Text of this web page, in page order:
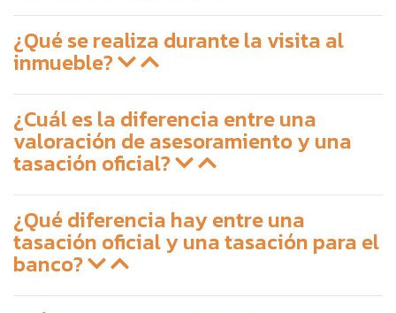
¿Qué se realiza durante la visita al
inmueble?
¿Cuál es la diferencia entre una
valoración de asesoramiento y una
tasación oficial?
¿Qué diferencia hay entre una
tasación oficial y una tasación para el
banco?